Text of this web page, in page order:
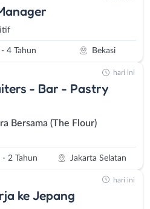
4 Tahun Bekasi
- Bar - Pastry
Bersama (The Flour)
- 2 Tahun Jakarta Selatan
hari ini
ke Jepang
hari ini